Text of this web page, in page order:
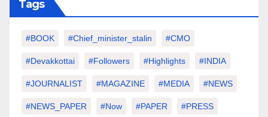
Tags
#BOOK #chief_minister_stalin #CMO
#devakkottai #followers #highlights #INDIA
#JOURNALIST #MAGAZINE #MEDIA #NEWS
#NEWS_PAPER #Now #PAPER #PRESS